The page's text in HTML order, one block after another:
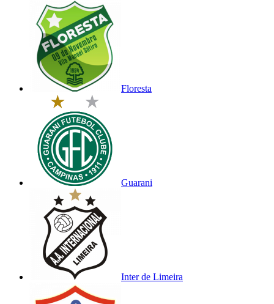
Floresta
Guarani
Inter de Limeira